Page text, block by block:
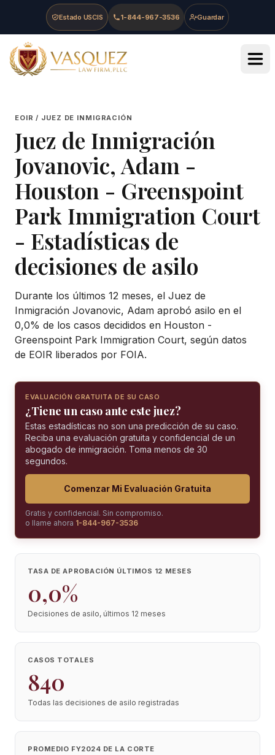
Skip to main content
Skip to navigation
Skip to footer
Estado USCIS 1-844-967-3536 Guardar
Vasquez Law Firm - Home
EOIR / JUEZ DE INMIGRACIÓN
Juez de Inmigración
Jovanovic, Adam -
Houston - Greenspoint
Park Immigration Court
- Estadísticas de
decisiones de asilo
Durante los últimos 12 meses, el Juez de
Inmigración Jovanovic, Adam aprobó asilo en el
0,0% de los casos decididos en Houston -
Greenspoint Park Immigration Court, según datos
de EOIR liberados por FOIA.
EVALUACIÓN GRATUITA DE SU CASO
¿Tiene un caso ante este juez?
Estas estadísticas no son una predicción de su caso.
Reciba una evaluación gratuita y confidencial de un
abogado de inmigración. Toma menos de 30
segundos.
Comenzar Mi Evaluación Gratuita
Gratis y confidencial. Sin compromiso.
o llame ahora 1-844-967-3536
TASA DE APROBACIÓN ÚLTIMOS 12 MESES
0,0%
Decisiones de asilo, últimos 12 meses
CASOS TOTALES
840
Todas las decisiones de asilo registradas
PROMEDIO FY2024 DE LA CORTE